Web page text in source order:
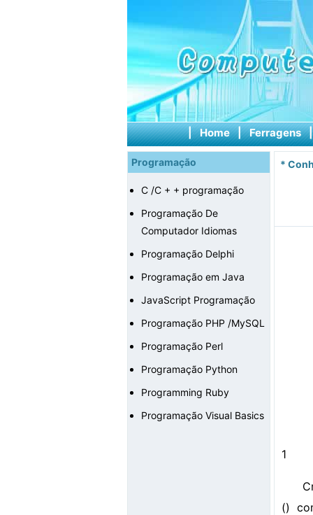
| Home | Ferragens
Programação
C /C + + programação
Programação De
Computador Idiomas
Programação Delphi
Programação em Java
JavaScript Programação
Programação PHP /MySQL
Programação Perl
Programação Python
Programming Ruby
Programação Visual Basics
*
1
()